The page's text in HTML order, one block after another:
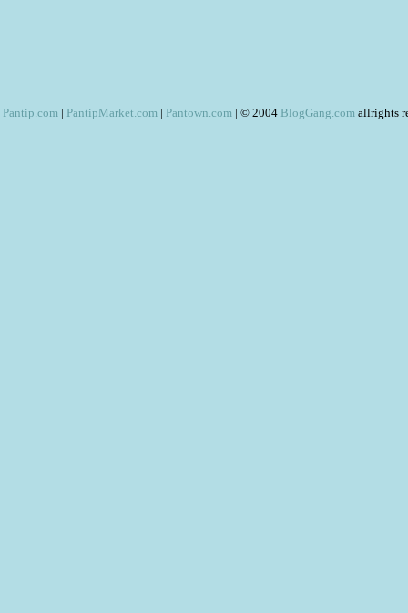
Pantip.com | PantipMarket.com | Pantown.com | © 2004 BlogGang.com allrights